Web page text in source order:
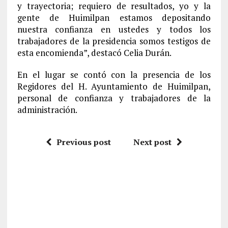
y trayectoria; requiero de resultados, yo y la
gente de Huimilpan estamos depositando
nuestra confianza en ustedes y todos los
trabajadores de la presidencia somos testigos de
esta encomienda”, destacó Celia Durán.
En el lugar se contó con la presencia de los
Regidores del H. Ayuntamiento de Huimilpan,
personal de confianza y trabajadores de la
administración.
Previous post Next post